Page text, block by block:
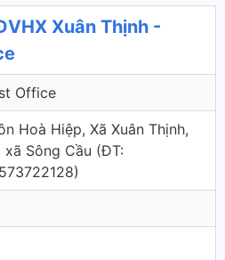
Xuân Thịnh -
Office
Hoà Hiệp, Xã Xuân Thịnh,
xã Sông Cầu (ÐT: